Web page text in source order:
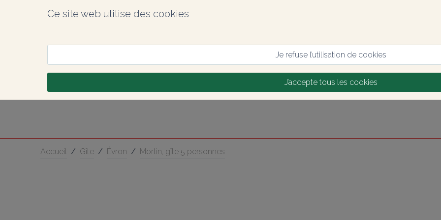
Ce site web utilise des cookies
Je refuse l’utilisation de cookies
J’accepte tous les cookies
Accueil / Gîte / Évron / Mortin, gîte 5 personnes